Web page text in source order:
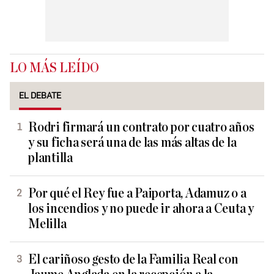
LO MÁS LEÍDO
EL DEBATE
Rodri firmará un contrato por cuatro años
y su ficha será una de las más altas de la
plantilla
Por qué el Rey fue a Paiporta, Adamuz o a
los incendios y no puede ir ahora a Ceuta y
Melilla
El cariñoso gesto de la Familia Real con